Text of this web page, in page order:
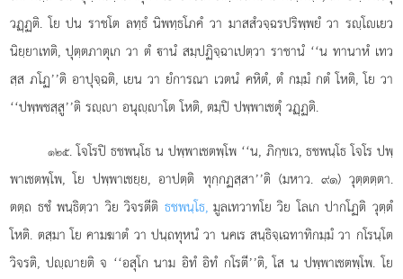
วฏฺฏติ. โย ปน ราชโต ลทฺธํ นิพทฺธโภคํ วา มาสสํวจฺฉรปริพฺพยํ วา รฺโเยว
นิยฺยาเทติ, ปุตฺตภาตุเก วา ตํ านํ สมฺปฏิจฺฉาเปตฺวา ราชานํ ‘‘น ทานาหํ เทว
สฺส ภโฏ’’ติ อาปุจฺฉติ, เยน วา ยํการณา เวตนํ คหิตํ, ตํ กมฺมํ กตํ โหติ, โย วา
‘‘ปพฺพชสฺสู’’ติ รฺา อนุฺาโต โหติ, ตมฺปิ ปพฺพาเชตุํ วฏฺฏติ.
๑๒๕. โจโรปิ ธชพนฺโธ น ปพฺพาเชตพฺโพ ‘‘น, ภิกฺขเว, ธชพนฺโธ โจโร ปพฺ
พาเชตพฺโพ, โย ปพฺพาเชยฺย, อาปตฺติ ทุกฺกฏสฺสา’’ติ (มหาว. ๙๑) วุตฺตตฺตา.
ตตฺถ ธชํ พนฺธิตฺวา วิย วิจรตีติ ธชพนฺโธ,มูลเทวาทโย วิย โลเก ปากโฏติ วุตฺตํ
โหติ. ตสฺมา โย คามฆาตํ วา ปนฺถทุหนํ วา นคเร สนฺธิจฺเฉทาทิกมฺมํ วา กโรนฺโต
วิจรติ, ปฺายติจ ‘‘อสุโก นาม อิทํ อิทํ กโรตี’’ติ, โส น ปพฺพาเชตพฺโพ. โย